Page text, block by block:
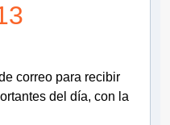
correo para recibir
del día, con la